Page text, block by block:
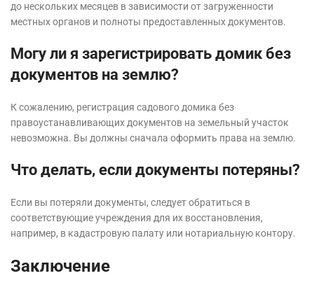
до нескольких месяцев в зависимости от загруженности
местных органов и полноты предоставленных документов.
Могу ли я зарегистрировать домик без
документов на землю?
К сожалению, регистрация садового домика без
правоустанавливающих документов на земельный участок
невозможна. Вы должны сначала оформить права на землю.
Что делать, если документы потеряны?
Если вы потеряли документы, следует обратиться в
соответствующие учреждения для их восстановления,
например, в кадастровую палату или нотариальную контору.
Заключение